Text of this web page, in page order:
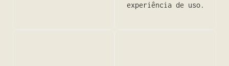
experiência de uso.